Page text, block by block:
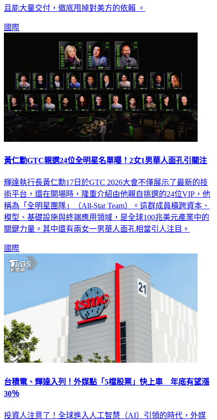
且能大量交付，徹底甩掉對美方的依賴 。
國際
黃仁勳GTC親選24位全明星名單曝！2女1男華人面孔引關注
輝達執行長黃仁勳17日於GTC 2026大會不僅展示了最新的技
術平台，還在開場時，隆重介紹由他親自挑選的24位VIP，他
稱為「全明星團隊」（All-Star Team）。這群成員橫跨資本、
模型、基礎設施與終端應用領域，是全球100兆美元產業中的
關鍵力量。其中還有兩女一男華人面孔相當引人注目。
國際
台積電、輝達入列！外媒點「5檔股票」快上車 年底有望漲
30％
投資人注意了！全球進入人工智慧（AI）引領的時代，外媒